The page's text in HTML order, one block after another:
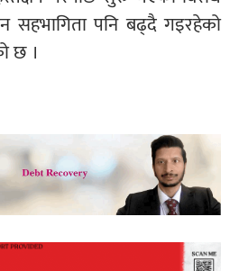
सहभागिता पनि बढ्दै गइरहेको
छ ।